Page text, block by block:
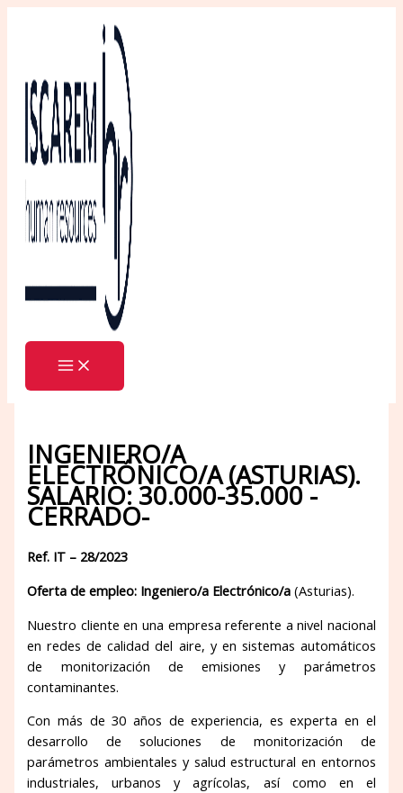
INGENIERO/A
ELECTRÓNICO/A (ASTURIAS).
SALARIO: 30.000-35.000 -
CERRADO-
Ref. IT – 28/2023
Oferta de empleo: Ingeniero/a Electrónico/a(Asturias).
Nuestro cliente en una empresa referente a nivel nacional
en redes de calidad del aire, y en sistemas automáticos
de monitorización de emisiones y parámetros
contaminantes.
Con más de 30 años de experiencia, es experta en el
desarrollo de soluciones de monitorización de
parámetros ambientales y salud estructural en entornos
industriales, urbanos y agrícolas, así como en el